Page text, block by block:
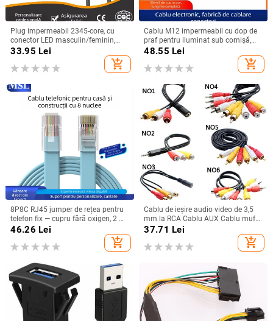
Plug impermeabil 2345-core, cu
conector LED masculin/feminin,
cablu negru pentru iluminat exterior
33.95 Lei
add_shopping_cart
Cablu M12 impermeabil cu dop de
praf pentru iluminat sub cornișă,
conector aviatic de 3 pini, masculin
și feminin, cablu de alimentare
personalizabil
48.55 Lei
add_shopping_cart
8P8C RJ45 jumper de rețea pentru
telefon fix — cupru fără oxigen, 2 m,
contacte placate cu aur
46.26 Lei
add_shopping_cart
Cablu de ieșire audio video de 3,5
mm la RCA Cablu AUX Cablu mufă
3RCA și Splitter 6RCA Cablu AV TV
37.71 Lei
add_shopping_cart